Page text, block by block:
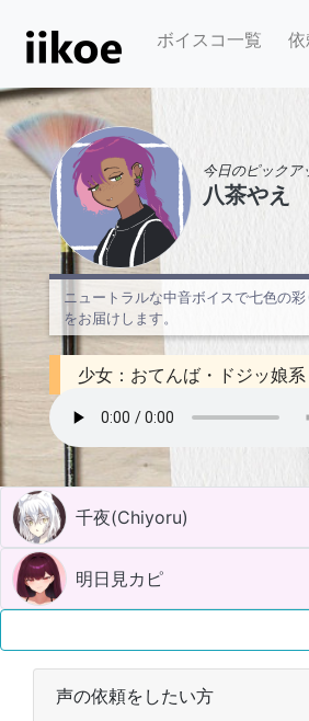
ボイスコ一覧
今日のピックア
八茶やえ
ニュートラルな中音ボイスで七色の彩
をお届けします。
少女：おてんば・ドジッ娘系
千夜(Chiyoru)
明日見カピ
声の依頼をしたい方